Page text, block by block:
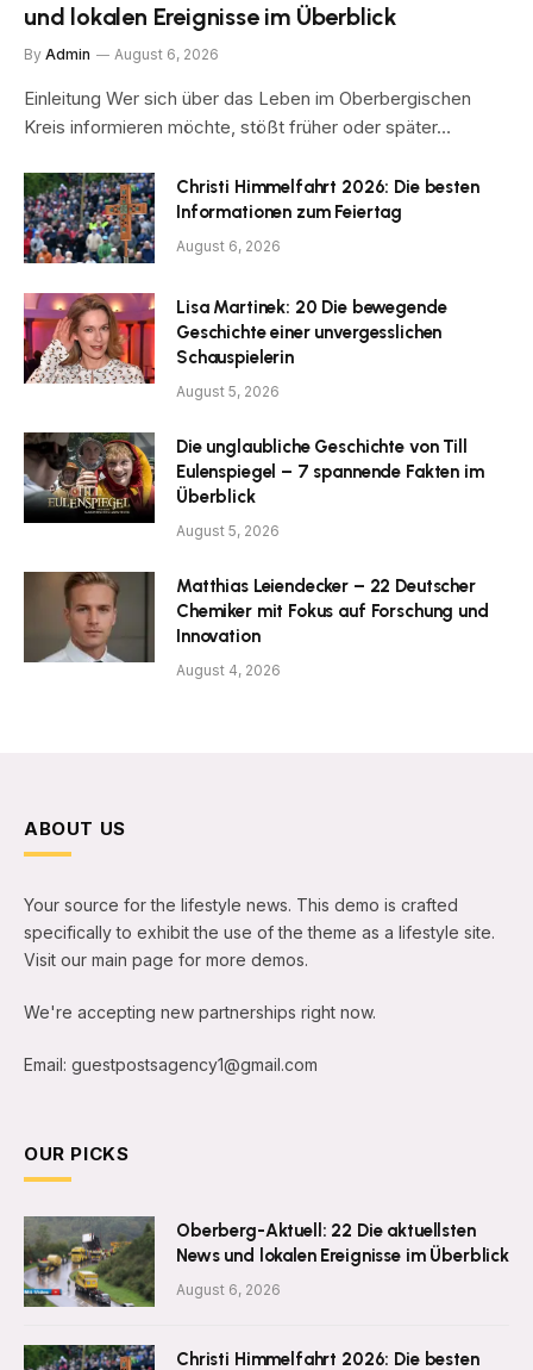
und lokalen Ereignisse im Überblick
By Admin August 6, 2026
Einleitung Wer sich über das Leben im Oberbergischen
Kreis informieren möchte, stößt früher oder später…
Christi Himmelfahrt 2026: Die besten
Informationen zum Feiertag
August 6, 2026
Lisa Martinek: 20 Die bewegende
Geschichte einer unvergesslichen
Schauspielerin
August 5, 2026
Die unglaubliche Geschichte von Till
Eulenspiegel – 7 spannende Fakten im
Überblick
August 5, 2026
Matthias Leiendecker – 22 Deutscher
Chemiker mit Fokus auf Forschung und
Innovation
August 4, 2026
ABOUT US
Your source for the lifestyle news. This demo is crafted
specifically to exhibit the use of the theme as a lifestyle site.
Visit our main page for more demos.
We're accepting new partnerships right now.
Email: guestpostsagency1@gmail.com
OUR PICKS
Oberberg-Aktuell: 22 Die aktuellsten
News und lokalen Ereignisse im Überblick
August 6, 2026
Christi Himmelfahrt 2026: Die besten